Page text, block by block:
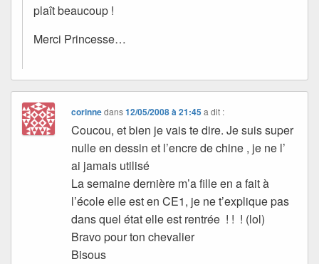
plaît beaucoup !
Merci Princesse…
corinnedans12/05/2008 à 21:45 a dit :
Coucou, et bien je vais te dire. Je suis super
nulle en dessin et l’encre de chine , je ne l’
ai jamais utilisé
La semaine dernière m’a fille en a fait à
l’école elle est en CE1, je ne t’explique pas
dans quel état elle est rentrée ! ! ! (lol)
Bravo pour ton chevalier
Bisous